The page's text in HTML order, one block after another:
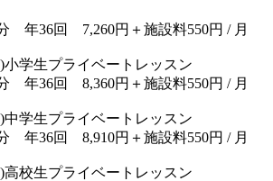
年36回 7,260円＋施設料550円 / 月
小学生プライベートレッスン
年36回 8,360円＋施設料550円 / 月
中学生プライベートレッスン
年36回 8,910円＋施設料550円 / 月
高校生プライベートレッスン